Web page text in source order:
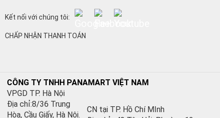
Kết nối với chúng tôi:
CHẤP NHẬN THANH TOÁN
CÔNG TY TNHH PANAMART VIỆT NAM
VPGD TP. Hà Nội
Địa chỉ:8/36 Trung
Hòa, Cầu Giấy, Hà Nội.
CN tại TP. Hồ Chí MInh